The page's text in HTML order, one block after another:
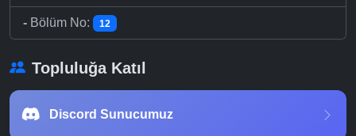
- Bölüm No: 12
Topluluğa Katıl
Discord Sunucumuz